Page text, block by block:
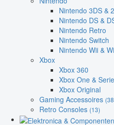
Nintendo 3DS &
Nintendo DS &
Nintendo Retro
Nintendo Switch
Nintendo Wii &
Xbox
Xbox 360
Xbox One &
Xbox Original
Gaming Accessoires
Retro Consoles (13)